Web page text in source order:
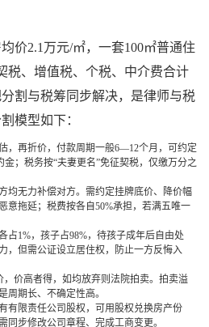
价2.1万元/㎡，一套100㎡普通住
税、增值税、个税、中介费合计
割与税筹同步解决，是律师与税
模型如下：
，再折价，付款周期一般6—12个月，可约定
金；税务按“夫妻更名”免征契税，仅缴万分之
均无力补偿对方。需约定挂牌底价、降价幅
意拖延；税费按各自50%承担，若满五唯一
占1%，孩子占98%，待孩子成年后自由处
，但需公证设立居住权，防止一方反悔入
，价高者得，如均放弃则法院拍卖。拍卖溢
周期长、不确定性高。
有限责任公司股权，可用股权兑换房产份
同步修改公司章程、完成工商变更。